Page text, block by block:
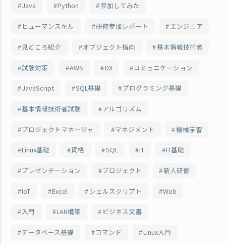
Java Python 参加してみた
ヒューマンスキル 研修参加レポート エンジニア
見どころ紹介 オブジェクト指向 基本情報技術者
試験対策 AWS DX コミュニケーション
JavaScript SQL基礎 プログラミング基礎
基本情報技術者試験 アルゴリズム
プロジェクトマネージャ マネジメント 機械学習
Linux基礎 資格 SQL IT IT基礎
プレゼンテーション プロジェクト 新人研修
IoT Excel シェルスクリプト Web
入門 LAN構築 ビジネス文書
データベース基礎 コマンド Linux入門